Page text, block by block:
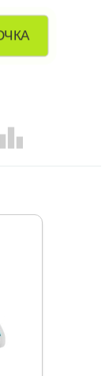
leaderboard